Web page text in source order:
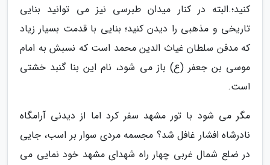
کنید؛.البته در کنار میدان طبرسی نیز می توانید بنایی
تاریخی و مذهبی را دیدن کنید؛ بنایی با قدمت بسیار زیاد
که مدفن سلطان غیاث الدین محمد است که نسبش به امام
موسی بن جعفر (ع) باز می شود، نام این بنا گنبد خشتی
است.
مگر می شود با تور مشهد سفر کرد اما از دیدنی آرامگاه
نادرشاه افشار غافل شد؟ مجسمه مردی سوار بر اسب، جایی
در ضلع شمال غربی چهار راه شهدای مشهد خود نمایی می